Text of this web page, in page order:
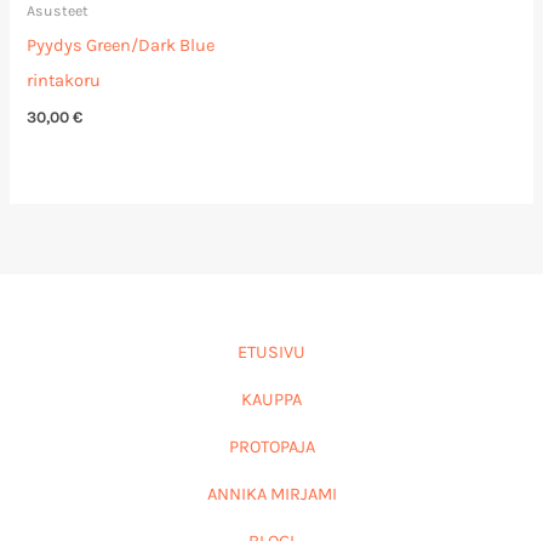
Asusteet
Pyydys Green/Dark Blue
rintakoru
30,00€
ETUSIVU
KAUPPA
PROTOPAJA
ANNIKA MIRJAMI